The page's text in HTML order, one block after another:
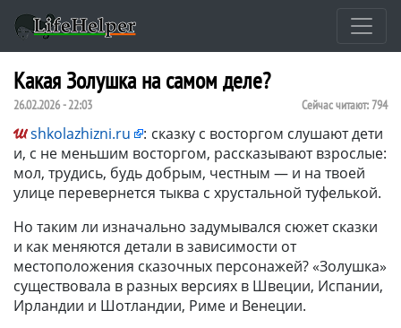
Какая Золушка на самом деле?
26.02.2026 - 22:03 Сейчас читают: 794
shkolazhizni.ru : сказку с восторгом слушают дети
и, с не меньшим восторгом, рассказывают взрослые:
мол, трудись, будь добрым, честным — и на твоей
улице перевернется тыква с хрустальной туфелькой.
Но таким ли изначально задумывался сюжет сказки
и как меняются детали в зависимости от
местоположения сказочных персонажей? «Золушка»
существовала в разных версиях в Швеции, Испании,
Ирландии и Шотландии, Риме и Венеции.